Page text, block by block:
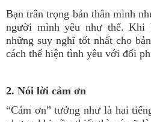
Bạn trân trọng bản thân mình
người mình yêu như thế. Khi
những suy nghĩ tốt nhất cho
cách thể hiện tình yêu với đối
2. Nói lời cảm ơn
“Cảm ơn” tưởng như là hai